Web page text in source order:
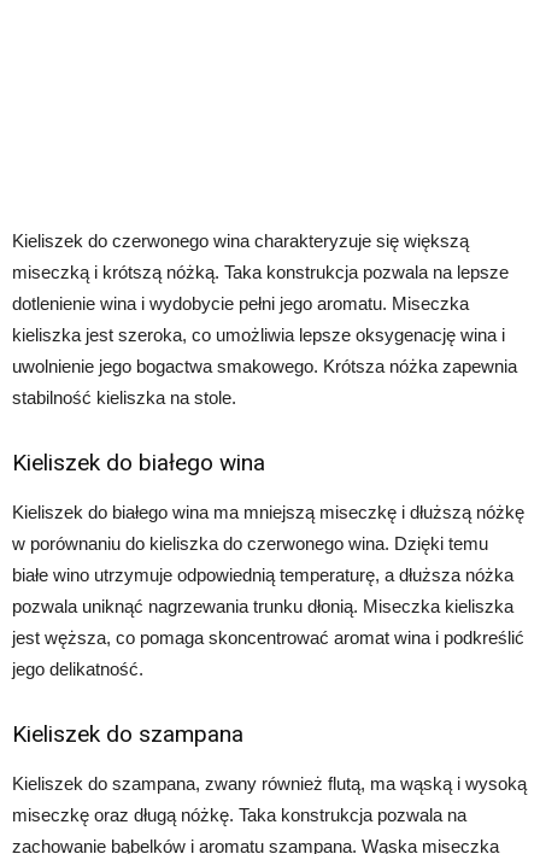
Kieliszek do czerwonego wina charakteryzuje się większą
miseczką i krótszą nóżką. Taka konstrukcja pozwala na lepsze
dotlenienie wina i wydobycie pełni jego aromatu. Miseczka
kieliszka jest szeroka, co umożliwia lepsze oksygenację wina i
uwolnienie jego bogactwa smakowego. Krótsza nóżka zapewnia
stabilność kieliszka na stole.
Kieliszek do białego wina
Kieliszek do białego wina ma mniejszą miseczkę i dłuższą nóżkę
w porównaniu do kieliszka do czerwonego wina. Dzięki temu
białe wino utrzymuje odpowiednią temperaturę, a dłuższa nóżka
pozwala uniknąć nagrzewania trunku dłonią. Miseczka kieliszka
jest węższa, co pomaga skoncentrować aromat wina i podkreślić
jego delikatność.
Kieliszek do szampana
Kieliszek do szampana, zwany również flutą, ma wąską i wysoką
miseczkę oraz długą nóżkę. Taka konstrukcja pozwala na
zachowanie bąbelków i aromatu szampana. Wąska miseczka